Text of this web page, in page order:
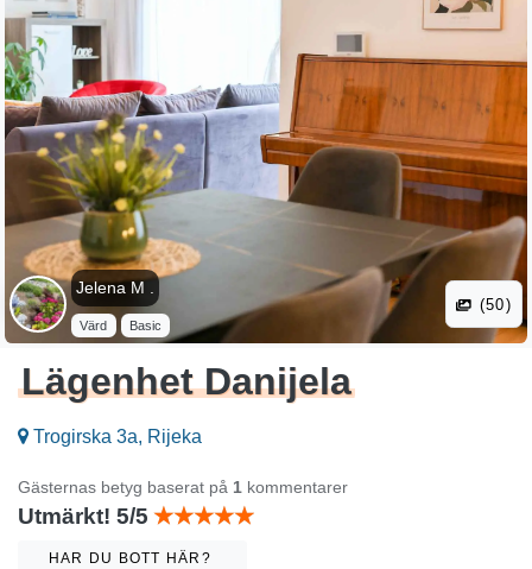
Jelena M .
Värd Basic
(50)
Lägenhet Danijela
Trogirska 3a, Rijeka
Gästernas betyg baserat på 1 kommentarer
Utmärkt! 5/5
HAR DU BOTT HÄR?